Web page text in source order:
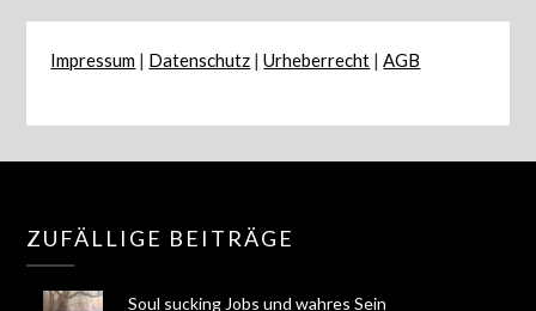
Impressum | Datenschutz |Urheberrecht |AGB
ZUFÄLLIGE BEITRÄGE
Soul sucking Jobs und wahres Sein